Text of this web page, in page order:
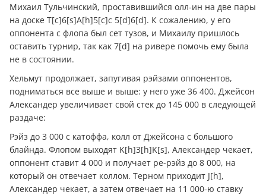
Михаил Тульчинский, проставившийся олл-ин на две пары
на доске T[c]6[s]A[h]5[c]с 5[d]6[d]. К сожалению, у его
оппонента с флопа был сет тузов, и Михаилу пришлось
оставить турнир, так как 7[d] на ривере помочь ему была
не в состоянии.
Хельмут продолжает, запугивая рэйзами оппонентов,
подниматься все выше и выше: у него уже 36 400. Джейсон
Александер увеличивает свой стек до 145 000 в следующей
раздаче:
Рэйз до 3 000 с катоффа, колл от Джейсона с большого
блайнда. Флопом выходят K[h]3[h]K[s], Александер чекает,
оппонент ставит 4 000 и получает ре-рэйз до 8 000, на
который он отвечает коллом. Терном приходит J[h],
Александер чекает, а затем отвечает на 11 000-ю ставку